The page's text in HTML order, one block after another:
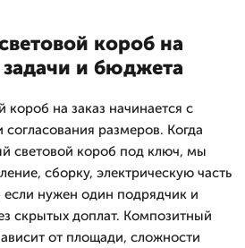
короб на
задачи и бюджета
на заказ начинается с
согласования размеров. Когда
световой короб под ключ, мы
сборку, электрическую часть
нужен один подрядчик и
скрытых доплат. Композитный
от площади, сложности